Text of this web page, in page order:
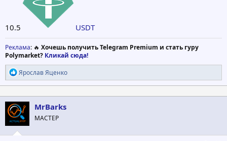
10.5 USDT
Реклама: 🔥 Хочешь получить Telegram Premium и стать гуру
Polymarket? Кликай сюда!
Р
е
а
к
ц
и
и
:
Ярослав Яценко
MrBarks
МАСТЕР